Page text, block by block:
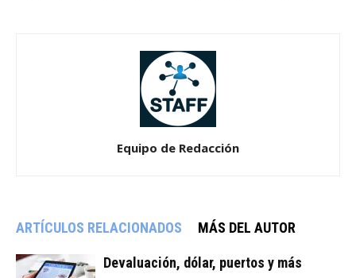
Equipo de Redacción
ARTÍCULOS RELACIONADOS MÁS DEL AUTOR
Devaluación, dólar, puertos y más